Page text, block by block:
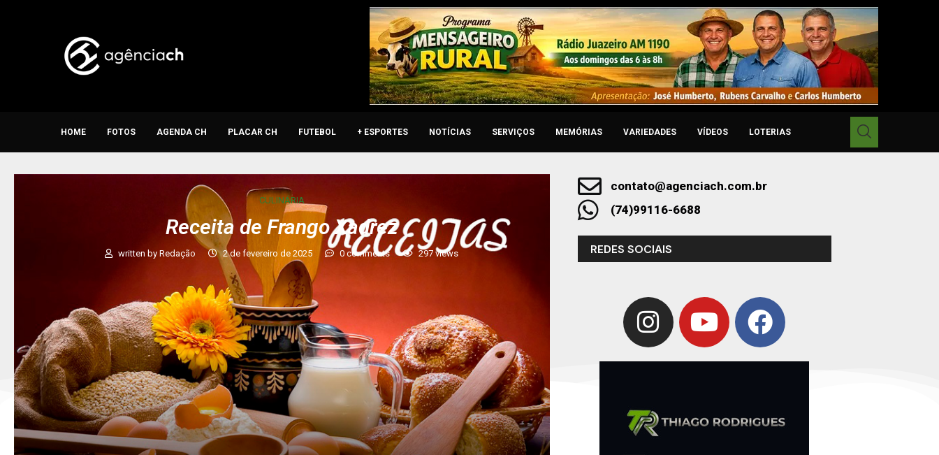
HOME FOTOS AGENDA CH PLACAR CH FUTEBOL + ESPORTES NOTÍCIAS SERVIÇOS MEMÓRIAS VARIEDADES VÍDEOS LOTERIAS
CULINÁRIA
Receita de Frango Xadrez
written byRedação 2 de fevereiro de 2025 0 comments 297 views
contato@agenciach.com.br
(74)99116-6688
REDES SOCIAIS